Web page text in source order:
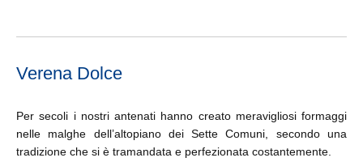
Verena Dolce
Per secoli i nostri antenati hanno creato meravigliosi formaggi
nelle malghe dell’altopiano dei Sette Comuni, secondo una
tradizione che si è tramandata e perfezionata costantemente.